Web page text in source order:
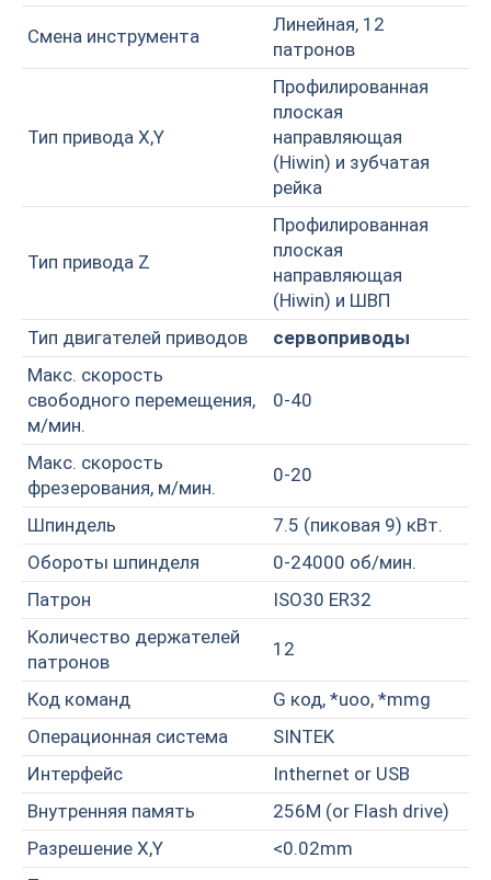
Смена инструмента
Линейная, 12
патронов
Тип привода X,Y
Профилированная
плоская
направляющая
(Hiwin) и зубчатая
рейка
Тип привода Z
Профилированная
плоская
направляющая
(Hiwin) и ШВП
Тип двигателей приводов
сервоприводы
Макс. скорость
свободного перемещения,
м/мин.
0-40
Макс. скорость
фрезерования, м/мин.
0-20
Шпиндель
7.5 (пиковая 9) кВт.
Обороты шпинделя
0-24000 об/мин.
Патрон
ISO30 ER32
Количество держателей
патронов
12
Код команд
G код, *uoo, *mmg
Операционная система
SINTEK
Интерфейс
Inthernet or USB
Внутренняя память
256M (or Flash drive)
Разрешение X,Y
<0.02mm